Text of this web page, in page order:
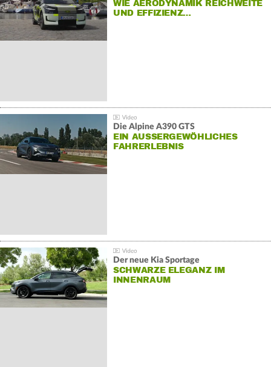
WIE AERODYNAMIK REICHWEITE
UND EFFIZIENZ…
Die Alpine A390 GTS
EIN AUSSERGEWÖHLICHES F
AHRERLEBNIS
Der neue Kia Sportage
SCHWARZE ELEGANZ IM
INNENRAUM